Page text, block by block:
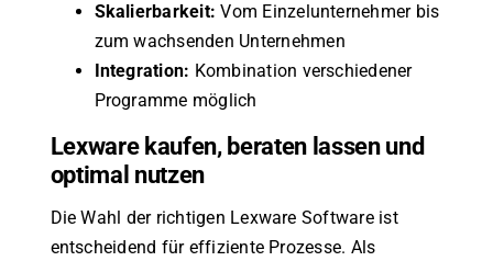
Skalierbarkeit: Vom Einzelunternehmer bis
zum wachsenden Unternehmen
Integration: Kombination verschiedener
Programme möglich
Lexware kaufen, beraten lassen und
optimal nutzen
Die Wahl der richtigen Lexware Software ist
entscheidend für effiziente Prozesse. Als